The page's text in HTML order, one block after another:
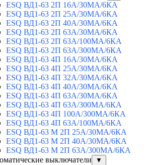
ESQ ВД1-63 2П 16А/30МА/6КА
ESQ ВД1-63 2П 25А/30МА/6КА
ESQ ВД1-63 2П 40А/30МА/6КА
ESQ ВД1-63 2П 63А/30МА/6КА
ESQ ВД1-63 2П 63А/100МА/6КА
ESQ ВД1-63 2П 63А/300МА/6КА
ESQ ВД1-63 4П 16А/30МА/6КА
ESQ ВД1-63 4П 25А/30МА/6КА
ESQ ВД1-63 4П 32А/30МА/6КА
ESQ ВД1-63 4П 40А/30МА/6КА
ESQ ВД1-63 4П 63А/30МА/6КА
ESQ ВД1-63 4П 63А/300МА/6КА
ESQ ВД1-63 4П 100А/300МА/6КА
ESQ ВД1-63 4П 63А/100MA/6КА
ESQ ВД1-63 M 2П 25А/30МА/6КА
ESQ ВД1-63 M 2П 40А/30МА/6КА
ESQ ВД1-63 M 2П 63А/300МА/6КА
выключатели
▼